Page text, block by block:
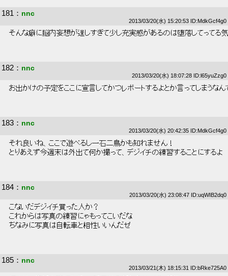
181 ： nnc
2013/03/20(水) 15:20:53 ID:MdkGcf4g0
そんな癖に脳内妄想が逞しすぎて少し充実感があるのは堕落してってる
182 ： nnc
2013/03/20(水) 18:07:28 ID:l65yuZzg0
お出かけの予定をここに宣言してかつレポートするよとか言ってしまうな
183 ： nnc
2013/03/20(水) 20:42:35 ID:MdkGcf4g0
それ良いね、ここで遊べるし一石二鳥かも知れません！
とりあえず今週末は外出て何か撮って、デジイチの練習することにするよ
184 ： nnc
2013/03/20(水) 23:08:47 ID:uqWIB2dq0
こないだデジイチ買った人か？
これからは写真の練習にゃもってこいだな
ちなみに写真は自転車と相性いいんだぜ
185 ： nnc
2013/03/21(木) 18:15:31 ID:bRke725A0